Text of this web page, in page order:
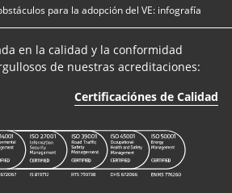
para la adopción del VE: infografía
en la calidad y la conformidad
de nuestras acreditaciones:
Certificaciónes de Calidad